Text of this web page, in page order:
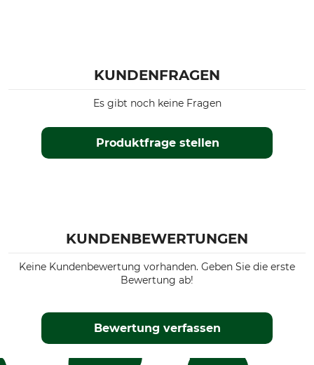
KUNDENFRAGEN
Produktfrage stellen
Es gibt noch keine Fragen
KUNDENBEWERTUNGEN
Keine Kundenbewertung vorhanden. Geben Sie die erste
Bewertung ab!
Bewertung verfassen